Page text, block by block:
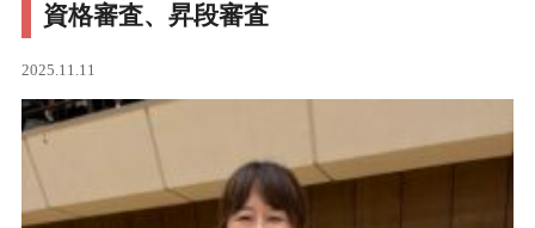
資格審査、昇段審査
2025.11.11